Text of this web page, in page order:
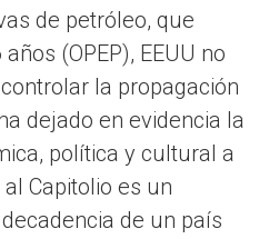
de petróleo, que
(OPEP), EEUU no
la propagación
dejado en evidencia la
política y cultural a
Capitolio es un
de un país